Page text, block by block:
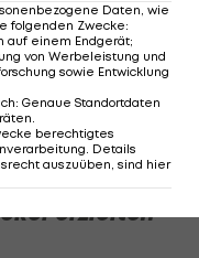
als
Monats
erzielten
Daten, wie
folgenden Zwecke:
auf einem Endgerät;
von Werbeleistung und
sowie Entwicklung
: Genaue Standortdaten
berechtigtes
Details
auszuüben, sind hier